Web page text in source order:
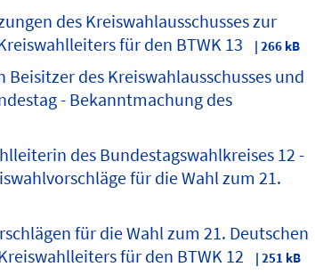
des Kreiswahlausschusses zur
für den BTWK 13
| 266 kB
des Kreiswahlausschusses und
- Bekanntmachung des
des Bundestagswahlkreises 12 -
für die Wahl zum 21.
für die Wahl zum 21. Deutschen
für den BTWK 12
| 251 kB